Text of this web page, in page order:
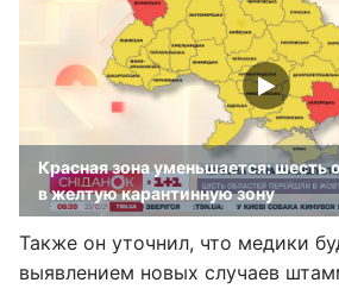
Красная зона уменьшается: шесть
в желтую карантинную зону
Также он уточнил, что медики
выявлением новых случаев